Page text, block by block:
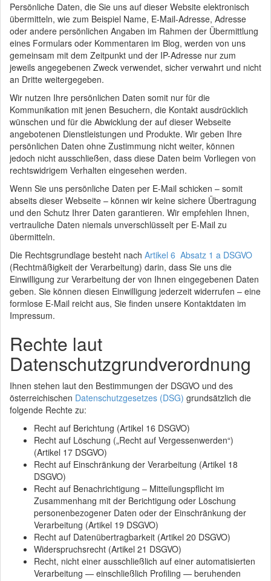
Persönliche Daten, die Sie uns auf dieser Website elektronisch
übermitteln, wie zum Beispiel Name, E-Mail-Adresse, Adresse
oder andere persönlichen Angaben im Rahmen der Übermittlung
eines Formulars oder Kommentaren im Blog, werden von uns
gemeinsam mit dem Zeitpunkt und der IP-Adresse nur zum
jeweils angegebenen Zweck verwendet, sicher verwahrt und nicht
an Dritte weitergegeben.
Wir nutzen Ihre persönlichen Daten somit nur für die
Kommunikation mit jenen Besuchern, die Kontakt ausdrücklich
wünschen und für die Abwicklung der auf dieser Webseite
angebotenen Dienstleistungen und Produkte. Wir geben Ihre
persönlichen Daten ohne Zustimmung nicht weiter, können
jedoch nicht ausschließen, dass diese Daten beim Vorliegen von
rechtswidrigem Verhalten eingesehen werden.
Wenn Sie uns persönliche Daten per E-Mail schicken – somit
abseits dieser Webseite – können wir keine sichere Übertragung
und den Schutz Ihrer Daten garantieren. Wir empfehlen Ihnen,
vertrauliche Daten niemals unverschlüsselt per E-Mail zu
übermitteln.
Die Rechtsgrundlage besteht nach Artikel 6 Absatz 1 a DSGVO
(Rechtmäßigkeit der Verarbeitung) darin, dass Sie uns die
Einwilligung zur Verarbeitung der von Ihnen eingegebenen Daten
geben. Sie können diesen Einwilligung jederzeit widerrufen – eine
formlose E-Mail reicht aus, Sie finden unsere Kontaktdaten im
Impressum.
Rechte laut
Datenschutzgrundverordnung
Ihnen stehen laut den Bestimmungen der DSGVO und des
österreichischen Datenschutzgesetzes (DSG) grundsätzlich die
folgende Rechte zu:
Recht auf Berichtung (Artikel 16 DSGVO)
Recht auf Löschung („Recht auf Vergessenwerden“)
(Artikel 17 DSGVO)
Recht auf Einschränkung der Verarbeitung (Artikel 18
DSGVO)
Recht auf Benachrichtigung – Mitteilungspflicht im
Zusammenhang mit der Berichtigung oder Löschung
personenbezogener Daten oder der Einschränkung der
Verarbeitung (Artikel 19 DSGVO)
Recht auf Datenübertragbarkeit (Artikel 20 DSGVO)
Widerspruchsrecht (Artikel 21 DSGVO)
Recht, nicht einer ausschließlich auf einer automatisierten
Verarbeitung — einschließlich Profiling — beruhenden